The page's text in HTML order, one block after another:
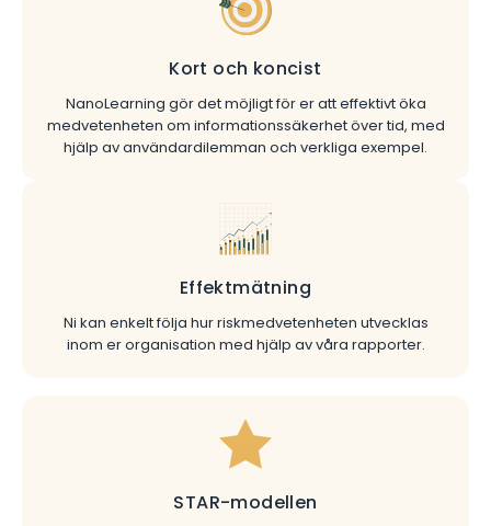
Kort och koncist
NanoLearning gör det möjligt för er att effektivt öka
medvetenheten om informationssäkerhet över tid, med
hjälp av användardilemman och verkliga exempel.
Effektmätning
Ni kan enkelt följa hur riskmedvetenheten utvecklas
inom er organisation med hjälp av våra rapporter.
STAR-modellen